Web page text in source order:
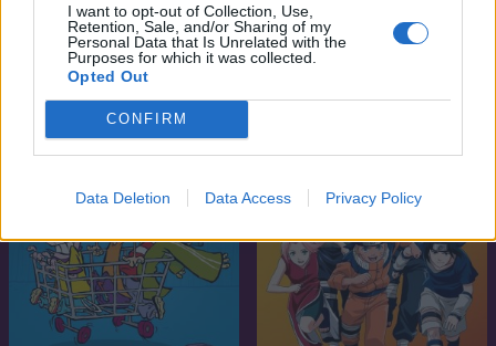
I want to opt-out of Collection, Use,
Retention, Sale, and/or Sharing of my
Personal Data that Is Unrelated with the
Purposes for which it was collected.
Opted Out
CONFIRM
Data Deletion Data Access Privacy Policy
2018 8.4
Mo Dao Zu Shi
1980
Heathcliff
SOROZAT SOROZAT